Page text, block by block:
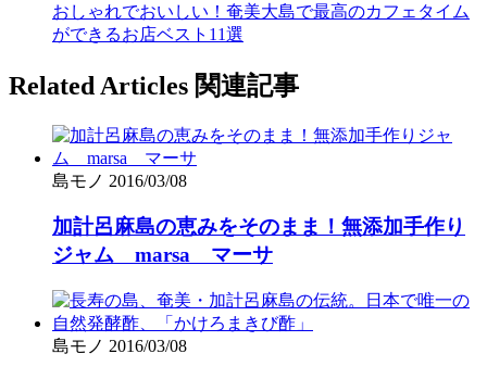
おしゃれでおいしい！奄美大島で最高のカフェタイム
ができるお店ベスト11選
Related Articles 関連記事
島モノ 2016/03/08
加計呂麻島の恵みをそのまま！無添加手作り
ジャム marsa マーサ
島モノ 2016/03/08